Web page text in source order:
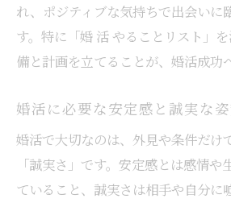
れ、ポジティブな気持ちで出会いに
す。特に「婚 活 やることリスト」
備と計画を立てることが、婚活成功
婚活に必要な安定感と誠実な
婚活で大切なのは、外見や条件だけ
「誠実さ」です。安定感とは感情や
ていること、誠実さは相手や自分に